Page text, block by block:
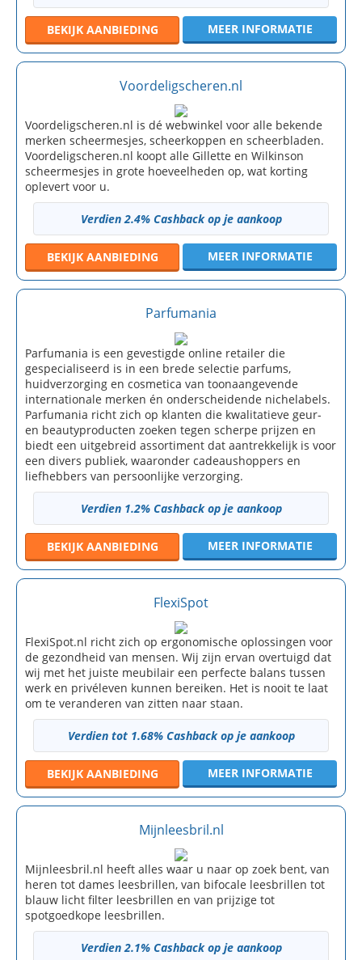
BEKIJK AANBIEDING MEER INFORMATIE
Voordeligscheren.nl
Voordeligscheren.nl is dé webwinkel voor alle bekende
merken scheermesjes, scheerkoppen en scheerbladen.
Voordeligscheren.nl koopt alle Gillette en Wilkinson
scheermesjes in grote hoeveelheden op, wat korting
oplevert voor u.
Verdien 2.4% Cashback op je aankoop
BEKIJK AANBIEDING MEER INFORMATIE
Parfumania
Parfumania is een gevestigde online retailer die
gespecialiseerd is in een brede selectie parfums,
huidverzorging en cosmetica van toonaangevende
internationale merken én onderscheidende nichelabels.
Parfumania richt zich op klanten die kwalitatieve geur-
en beautyproducten zoeken tegen scherpe prijzen en
biedt een uitgebreid assortiment dat aantrekkelijk is voor
een divers publiek, waaronder cadeaushoppers en
liefhebbers van persoonlijke verzorging.
Verdien 1.2% Cashback op je aankoop
BEKIJK AANBIEDING MEER INFORMATIE
FlexiSpot
FlexiSpot.nl richt zich op ergonomische oplossingen voor
de gezondheid van mensen. Wij zijn ervan overtuigd dat
wij met het juiste meubilair een perfecte balans tussen
werk en privéleven kunnen bereiken. Het is nooit te laat
om te veranderen van zitten naar staan.
Verdien tot 1.68% Cashback op je aankoop
BEKIJK AANBIEDING MEER INFORMATIE
Mijnleesbril.nl
Mijnleesbril.nl heeft alles waar u naar op zoek bent, van
heren tot dames leesbrillen, van bifocale leesbrillen tot
blauw licht filter leesbrillen en van prijzige tot
spotgoedkope leesbrillen.
Verdien 2.1% Cashback op je aankoop